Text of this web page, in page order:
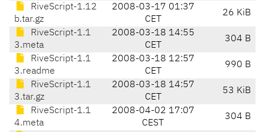
RiveScript-1.12
b.tar.gz
2008-03-17 01:37
CET
26 KiB
RiveScript-1.1
3.meta
2008-03-18 14:55
CET
304 B
RiveScript-1.1
3.readme
2008-03-18 12:57
CET
990 B
RiveScript-1.1
3.tar.gz
2008-03-18 14:57
CET
53 KiB
RiveScript-1.1
4.meta
2008-04-02 17:07
CEST
304 B